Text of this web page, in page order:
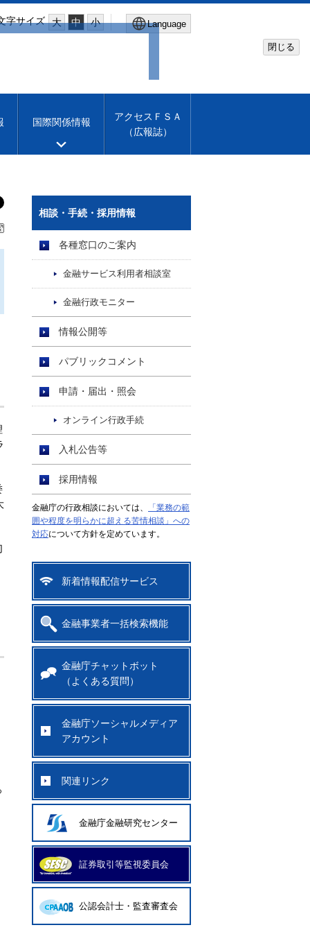
字サイズ 大 中 小 Language
Machine translation
閉じる
国際関係情報
アクセスＦＳＡ
（広報誌）
相談・手続・採用情報
各種窓口のご案内
金融サービス利用者相談室
金融行政モニター
情報公開等
パブリックコメント
申請・届出・照会
オンライン行政手続
入札公告等
採用情報
金融庁の行政相談においては、
「業務の範
囲や程度を明らかに超える苦情相談」への
対応について方針を定めています。
新着情報配信サービス
金融事業者一括検索機能
金融庁チャットボット
（よくある質問）
金融庁ソーシャルメディア
アカウント
関連リンク
金融庁金融研究センター
証券取引等監視委員会
公認会計士・監査審査会